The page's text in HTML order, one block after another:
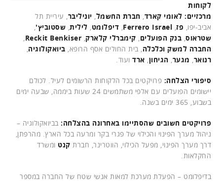
לקוחות
מרכזיים: לאומי קארד, חברת החשמל, יוניליבר, עיריית תל
אביב-יפו, פז,
Ferrero Israel
, דיפלומט, לילית, שסטוביץ',
שטראוס, בנק הפועלים, קימברלי קלארק,
Reckit Benkiser
,
החברה למשק וכלכלה, בית החולים אסף הרופא, ביואקולוגיה,
רנואר, מגער, הגיחון, ארד ועוד.
סיפורי הצלחה: פרויקטים בכל הלקוחות הרשומים לעיל. לכולם
יישומים הפועלים עם אלפי משתמשים 24 שעות ביממה, שבעה ימים
בשבוע, 365 ימים בשנה.
פרויקטים חשובים שהסתיימו באחרונה בהצלחה: בביואקולוגיה –
ניהול מערך הפינוי והכילוי של פגרי בקר ומרעה בכל הארץ. מהרפתן,
דרך מערך הפינוי, מפעל הכילוי, הווטרינר, חברת קנט ומשרד
החקלאות.
בדיפלומט – הפעלת מערכת למאות אנשי שטח של החברה במספר